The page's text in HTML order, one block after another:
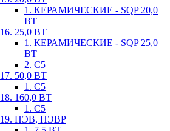
1. КЕРАМИЧЕСКИЕ - SQP 20,0
ВТ
16. 25,0 ВТ
1. КЕРАМИЧЕСКИЕ - SQP 25,0
ВТ
2. С5
17. 50,0 ВТ
1. С5
18. 160,0 ВТ
1. С5
19. ПЭВ, ПЭВР